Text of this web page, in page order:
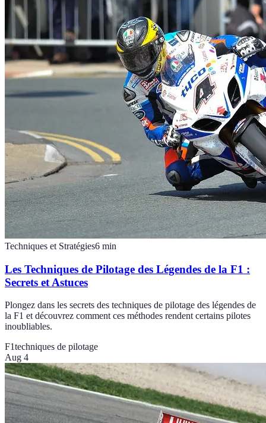
Techniques et Stratégies6 min
Les Techniques de Pilotage des Légendes de la F1 :
Secrets et Astuces
Plongez dans les secrets des techniques de pilotage des légendes de
la F1 et découvrez comment ces méthodes rendent certains pilotes
inoubliables.
F1techniques de pilotage
Aug 4